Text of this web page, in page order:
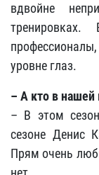
вдвойне
уровне глаз.
– А кто в нашей
– В этом
сезоне Денис
Прям очень